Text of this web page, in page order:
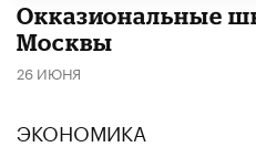
​Окказиональные
Москвы
26 ИЮНЯ
ЭКОНОМИКА